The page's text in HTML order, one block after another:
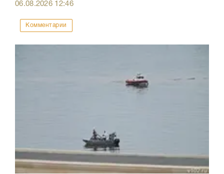
06.08.2026 12:46
Комментарии